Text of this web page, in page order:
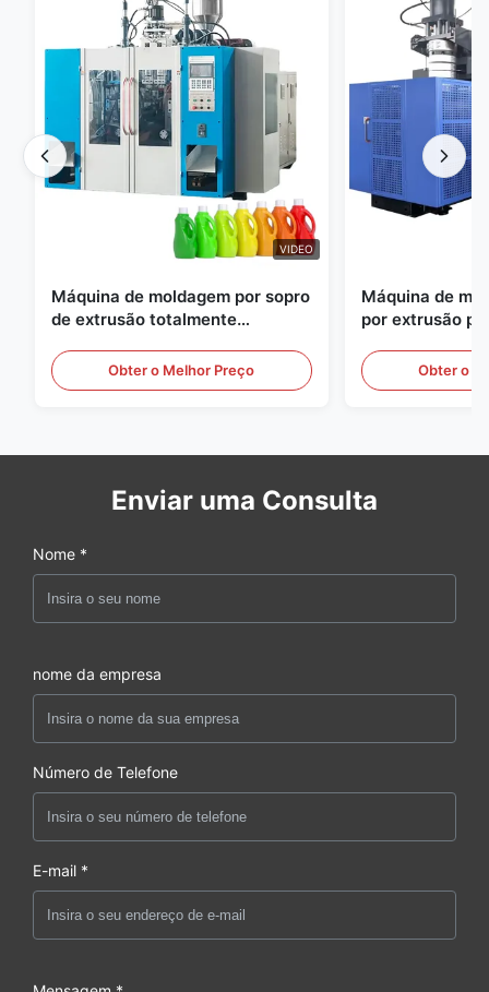
VIDEO
Máquina de moldagem por sopro
de extrusão totalmente
Obter o Melhor Preço
Máquina de
por extrusão
equipamento
moldagem por
Obter o
Enviar uma Consulta
Nome *
nome da empresa
Número de Telefone
E-mail *